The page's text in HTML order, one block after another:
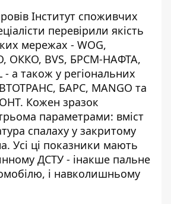
Інститут споживчих
перевірили якість
мережах - WOG,
ОККО, BVS, БРСМ-НАФТА,
- а також у регіональних
БАРС, MANGO та
Кожен зразок
параметрами: вміст
спалаху у закритому
Усі ці показники мають
ДСТУ - інакше пальне
і навколишньому